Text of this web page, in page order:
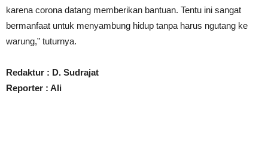
karena corona datang memberikan bantuan. Tentu ini sangat
bermanfaat untuk menyambung hidup tanpa harus ngutang ke
warung,” tuturnya.
Redaktur : D. Sudrajat
Reporter : Ali